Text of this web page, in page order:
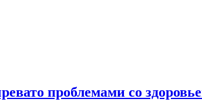
проблемами со